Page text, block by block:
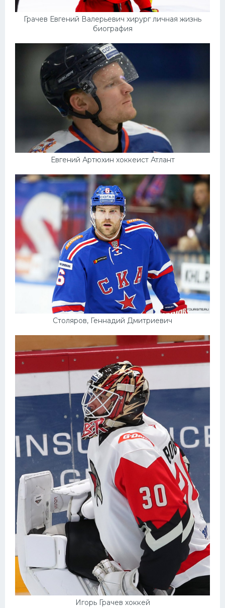
Грачев Евгений Валерьевич хирург личная жизнь
биография
Евгений Артюхин хоккеист Атлант
Столяров, Геннадий Дмитриевич
Игорь Грачев хоккей